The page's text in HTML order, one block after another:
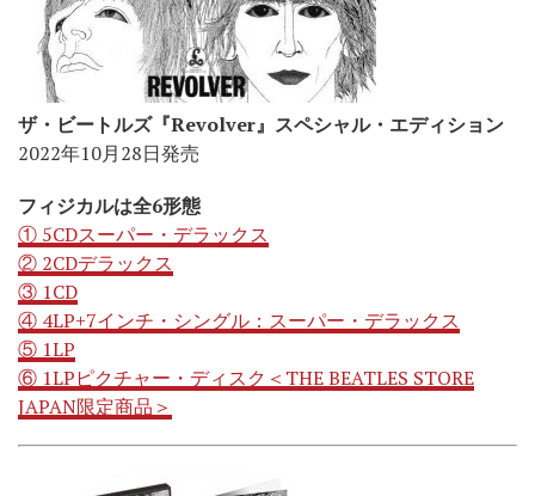
ザ・ビートルズ『Revolver』スペシャル・エディション
2022年10月28日発売
フィジカルは全6形態
① 5CDスーパー・デラックス
② 2CDデラックス
③ 1CD
④ 4LP+7インチ・シングル：スーパー・デラックス
⑤ 1LP
⑥ 1LPピクチャー・ディスク＜THE BEATLES STORE
JAPAN限定商品＞